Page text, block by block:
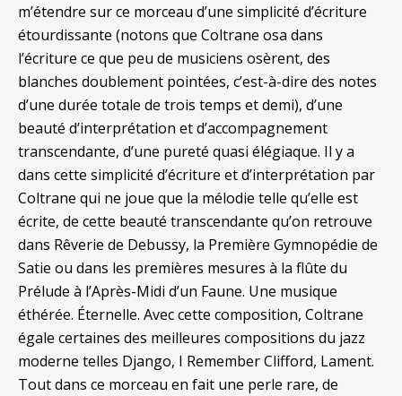
m’étendre sur ce morceau d’une simplicité d’écriture
étourdissante (notons que Coltrane osa dans
l’écriture ce que peu de musiciens osèrent, des
blanches doublement pointées, c’est-à-dire des notes
d’une durée totale de trois temps et demi), d’une
beauté d’interprétation et d’accompagnement
transcendante, d’une pureté quasi élégiaque. Il y a
dans cette simplicité d’écriture et d’interprétation par
Coltrane qui ne joue que la mélodie telle qu’elle est
écrite, de cette beauté transcendante qu’on retrouve
dans Rêverie de Debussy, la Première Gymnopédie de
Satie ou dans les premières mesures à la flûte du
Prélude à l’Après-Midi d’un Faune. Une musique
éthérée. Éternelle. Avec cette composition, Coltrane
égale certaines des meilleures compositions du jazz
moderne telles Django, I Remember Clifford, Lament.
Tout dans ce morceau en fait une perle rare, de